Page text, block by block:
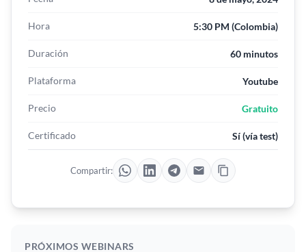
Hora 5:30 PM (Colombia)
Duración 60 minutos
Plataforma Youtube
Precio Gratuito
Certificado Sí (vía test)
Compartir:
PRÓXIMOS WEBINARS